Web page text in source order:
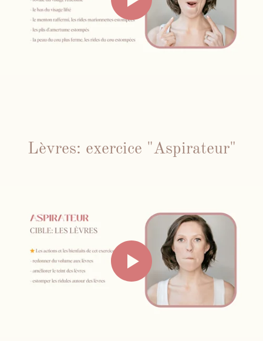
Lèvres: exercice "Aspirateur"